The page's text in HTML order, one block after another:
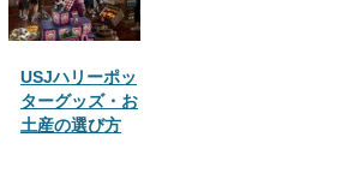
USJハリーポッ
ターグッズ・お
土産の選び方